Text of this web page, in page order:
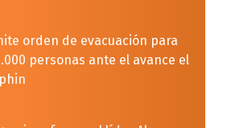
orden de evacuación para
personas ante el avance el